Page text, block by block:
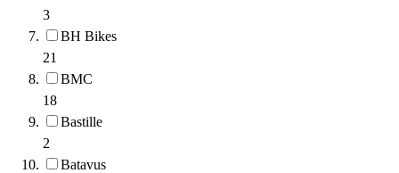
3
BH Bikes
21
BMC
18
Bastille
2
Batavus